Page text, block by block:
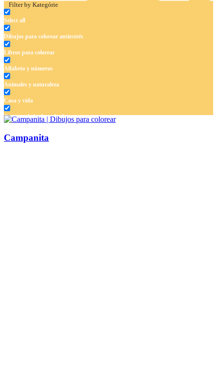
Filter by Kategórie
Select all
Dibujos para colorear antiestrés
Libros para colorear
Alfabeto y números
Animales y naturaleza
Casa y vida
Cuentos de hadas y hadas
Campanita